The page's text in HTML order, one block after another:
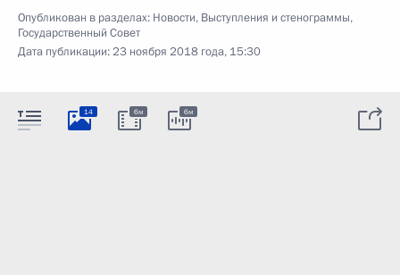
Опубликован в разделах: Новости, Выступления и стенограммы,
Государственный Совет
Дата публикации:23 ноября 2018 года, 15:30
14 6м 6м